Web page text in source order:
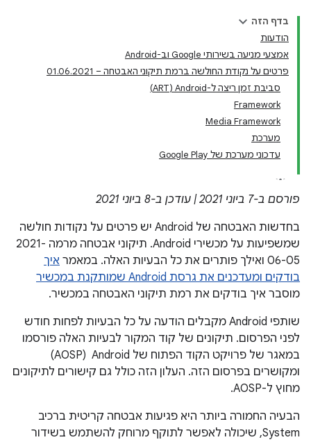
בדף הזה
הודעות
אמצעי מניעה בשירותי Google וב-Android
פרטים על נקודת החולשה ברמת תיקוני האבטחה – 01.06.2021
סביבת זמן ריצה ל-Android‏ (ART)
Framework
Media Framework
מערכת
עדכוני מערכת של Google Play
פורסם ב-7 ביוני 2021 | עודכן ב-8 ביוני 2021
בחדשות האבטחה של Android יש פרטים על נקודות חולשה
שמשפיעות על מכשירי Android. תיקוני אבטחה מרמה 2021-
06-05 ואילך פותרים את כל הבעיות האלה. במאמר
איך
בודקים ומעדכנים את גרסת Android שמותקנת במכשיר
מוסבר איך בודקים את רמת תיקוני האבטחה במכשיר.
שותפי Android מקבלים הודעה על כל הבעיות לפחות חודש
לפני הפרסום. תיקונים של קוד המקור לבעיות האלה פורסמו
במאגר של פרויקט הקוד הפתוח של Android ‏ (AOSP)
ומקושרים בפרסום הזה. העלון הזה כולל גם קישורים לתיקונים
מחוץ ל-AOSP.
הבעיה החמורה ביותר היא פגיעות אבטחה קריטית ברכיב
System, שיכולה לאפשר לתוקף מרוחק להשתמש בשידור